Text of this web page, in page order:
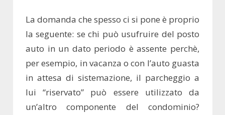
La domanda che spesso ci si pone è proprio
la seguente: se chi può usufruire del posto
auto in un dato periodo è assente perchè,
per esempio, in vacanza o con l’auto guasta
in attesa di sistemazione, il parcheggio a
lui “riservato” può essere utilizzato da
un’altro componente del condominio?